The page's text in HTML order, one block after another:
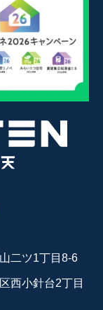
二ツ1丁目8-6
西小針台2丁目